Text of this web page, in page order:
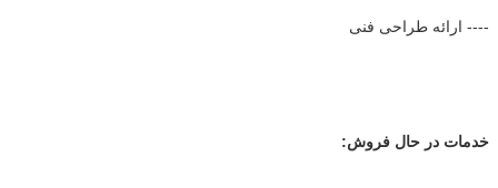
---- ارائه طراحی فنی
خدمات در حال فروش: